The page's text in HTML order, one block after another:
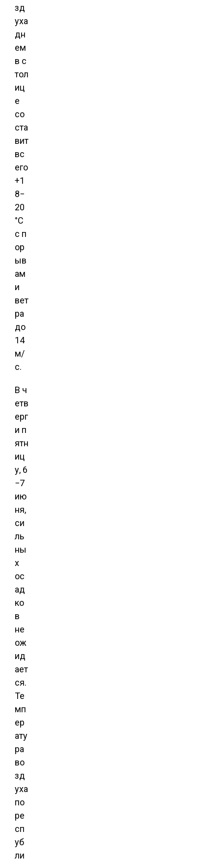
зд
уха
дн
ем
в с
тол
иц
е
со
ста
вит
вс
его
+1
8−
20
°С
с п
ор
ыв
ам
и
вет
ра
до
14
м/
с.
В ч
етв
ерг
и п
ятн
иц
у, 6
−7
ию
ня,
си
ль
ны
х
ос
ад
ко
в
не
ож
ид
ает
ся.
Те
мп
ер
ату
ра
во
зд
уха
по
ре
сп
уб
ли